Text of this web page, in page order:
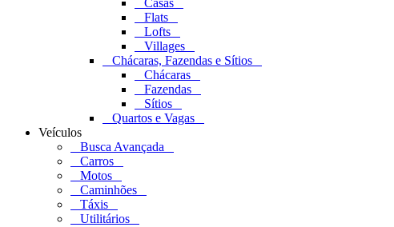
Flats
Lofts
Villages
Chácaras, Fazendas e Sítios
Chácaras
Fazendas
Sítios
Quartos e Vagas
Veículos
Busca Avançada
Carros
Motos
Caminhões
Táxis
Utilitários